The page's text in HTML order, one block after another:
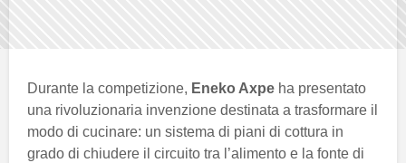
Durante la competizione, Eneko Axpe ha presentato
una rivoluzionaria invenzione destinata a trasformare il
modo di cucinare: un sistema di piani di cottura in
grado di chiudere il circuito tra l’alimento e la fonte di